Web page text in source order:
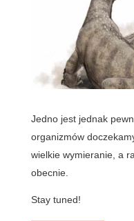
Jedno jest jednak
organizmów
wielkie wymieranie, a
obecnie.
Stay tuned!